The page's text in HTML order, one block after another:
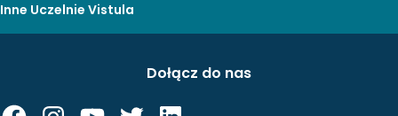
Inne Uczelnie Vistula
Dołącz do nas